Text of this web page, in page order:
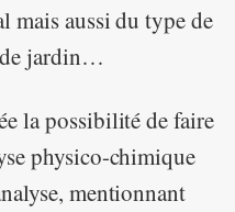
mais aussi du type de
jardin…
la possibilité de faire
physico-chimique
mentionnant